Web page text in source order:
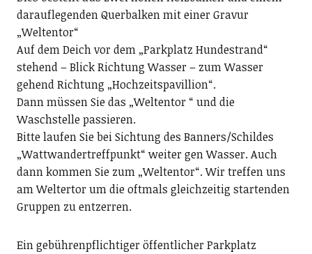
darauflegenden Querbalken mit einer Gravur
„Weltentor“
Auf dem Deich vor dem „Parkplatz Hundestrand“
stehend – Blick Richtung Wasser – zum Wasser
gehend Richtung „Hochzeitspavillion“.
Dann müssen Sie das „Weltentor “ und die
Waschstelle passieren.
Bitte laufen Sie bei Sichtung des Banners/Schildes
„Wattwandertreffpunkt“ weiter gen Wasser. Auch
dann kommen Sie zum „Weltentor“. Wir treffen uns
am Weltertor um die oftmals gleichzeitig startenden
Gruppen zu entzerren.
Ein gebührenpflichtiger öffentlicher Parkplatz